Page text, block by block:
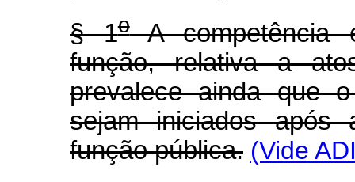
§ 1oA competência
função, relativa a
prevalece ainda que
sejam iniciados após
função pública. (Vide